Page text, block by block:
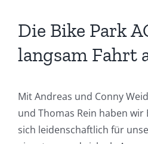
Die Bike Park
langsam Fahrt
Mit Andreas und Conny
und Thomas Rein haben
sich leidenschaftlich für